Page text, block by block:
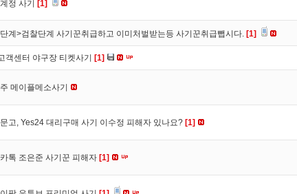
정 사기 [1]
계>검찰단계 사기꾼취급하고 이미처벌받는등 사기꾼취급뺍시다. [1]
객센터 야구장 티켓사기 [1]
메이플메소사기
고, Yes24 대리구매 사기 이수정 피해자 있나요? [1]
톡 조은준 사기꾼 피해자 [1]